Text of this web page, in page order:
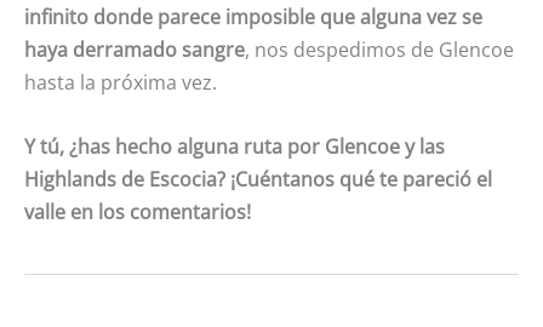
infinito donde parece imposible que alguna vez se
haya derramado sangre, nos despedimos de Glencoe
hasta la próxima vez.
Y tú, ¿has hecho alguna ruta por Glencoe y las
Highlands de Escocia? ¡Cuéntanos qué te pareció el
valle en los comentarios!